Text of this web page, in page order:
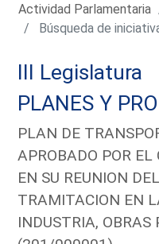
Actividad Parlamentaria
Búsqueda de
III Legislatura
PLANES Y
PLAN DE
APROBADO POR
EN SU REUNION
TRAMITACION EN
INDUSTRIA, OBRAS